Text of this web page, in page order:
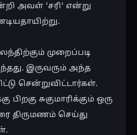
அவள் 'சரி' என்று
முறைப்படி
இருவரும் அந்த
சென்றுவிட்டார்கள்.
பிறகு சுகுமாரிக்கும் ஒரு
திருமணம் செய்து